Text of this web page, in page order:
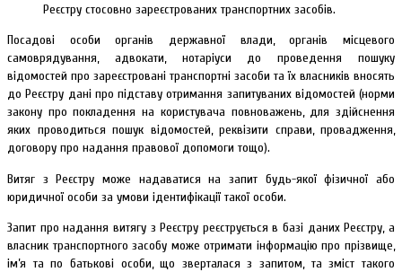
Реєстру стосовно зареєстрованих транспортних засобів.
Посадові особи органів державної влади, органів місцевого
самоврядування, адвокати, нотаріуси до проведення пошуку
відомостей про зареєстровані транспортні засоби та їх власників вносять
до Реєстру дані про підставу отримання запитуваних відомостей (норми
закону про покладення на користувача повноважень, для здійснення
яких проводиться пошук відомостей, реквізити справи, провадження,
договору про надання правової допомоги тощо).
Витяг з Реєстру може надаватися на запит будь-якої фізичної або
юридичної особи за умови ідентифікації такої особи.
Запит про надання витягу з Реєстру реєструється в базі даних Реєстру, а
власник транспортного засобу може отримати інформацію про прізвище,
ім’я та по батькові особи, що зверталася з запитом, та зміст такого